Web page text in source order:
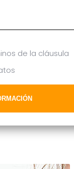
de la cláusula